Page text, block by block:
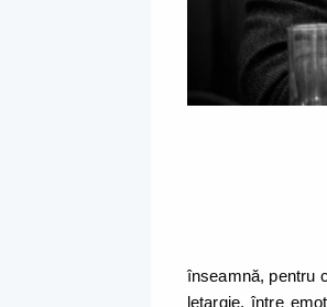
înseamnă, pentru
letargie, între